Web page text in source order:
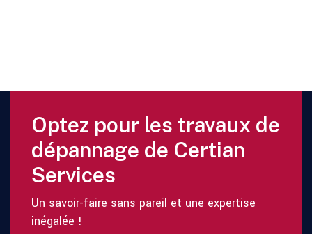
Optez pour les travaux de
dépannage de Certian
Services
Un savoir-faire sans pareil et une expertise
inégalée !